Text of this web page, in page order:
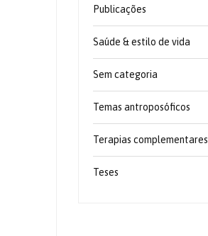
Publicações
Saúde & estilo de vida
Sem categoria
Temas antroposóficos
Terapias complementares
Teses